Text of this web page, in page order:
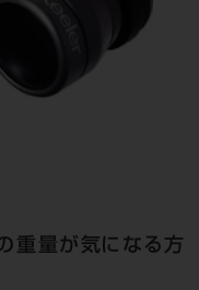
重量が気になる方